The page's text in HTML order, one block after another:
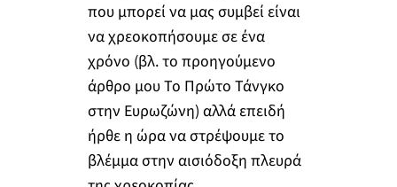
που μπορεί να μας συμβεί είναι
να χρεοκοπήσουμε σε ένα
χρόνο (βλ. το προηγούμενο
άρθρο μου Το Πρώτο Τάνγκο
στην Ευρωζώνη) αλλά επειδή
ήρθε η ώρα να στρέψουμε το
βλέμμα στην αισιόδοξη πλευρά